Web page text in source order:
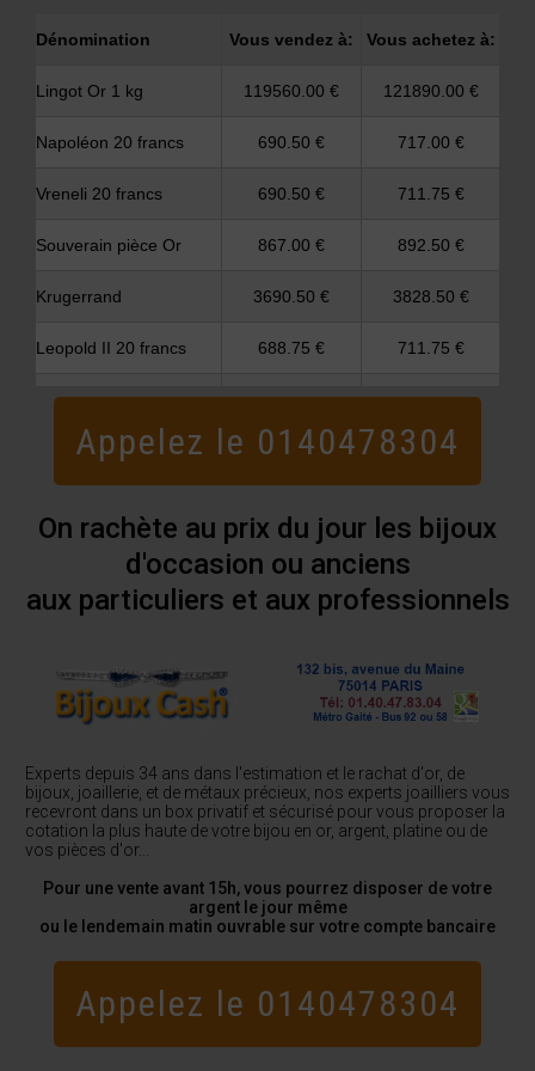
Appelez le 0140478304
On rachète au prix du jour les bijoux
d'occasion ou anciens
aux particuliers et aux professionnels
Experts depuis 34 ans dans l'estimation et le rachat d'or, de
bijoux, joaillerie, et de métaux précieux, nos experts joailliers vous
recevront dans un box privatif et sécurisé pour vous proposer la
cotation la plus haute de votre bijou en or, argent, platine ou de
vos pièces d'or...
Pour une vente avant 15h, vous pourrez disposer de votre
argent le jour même
ou le lendemain matin ouvrable sur votre compte bancaire
Appelez le 0140478304